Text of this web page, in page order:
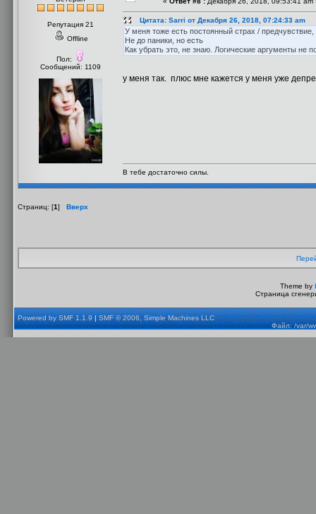
Репутация 21
Offline
Пол:
Сообщений: 1109
Цитата: Sarri от Декабря 26, 2018, 07:24:33 am
У меня тоже есть постоянный страх /
Не до паники, но есть
Как убрать это, не знаю. Логические аргументы не
у меня так. плюс мне кажется у меня уже
В тебе достаточно силы.
Страниц: [1] Вверх
Theme by
Страница
Powered by SMF 1.1.9|SMF © 2006, Simple Machines LLC
Файл: /var/